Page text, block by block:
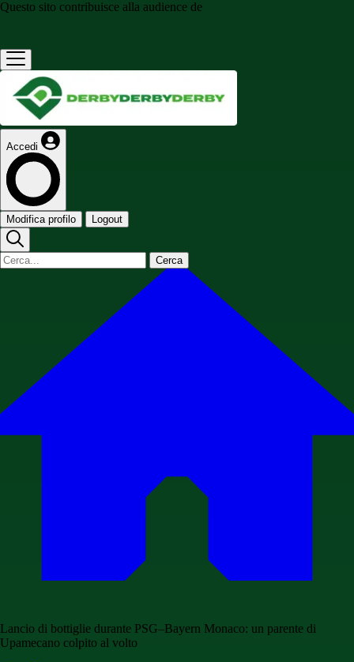
Questo sito contribuisce alla audience de
Accedi
Modifica profilo Logout
Cerca
Lancio di bottiglie durante PSG–Bayern Monaco: un parente di
Upamecano colpito al volto